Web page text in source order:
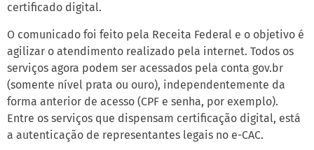
certificado digital.
O comunicado foi feito pela Receita Federal e o objetivo é
agilizar o atendimento realizado pela internet. Todos os
serviços agora podem ser acessados pela conta gov.br
(somente nível prata ou ouro), independentemente da
forma anterior de acesso (CPF e senha, por exemplo).
Entre os serviços que dispensam certificação digital, está
a autenticação de representantes legais no e-CAC.